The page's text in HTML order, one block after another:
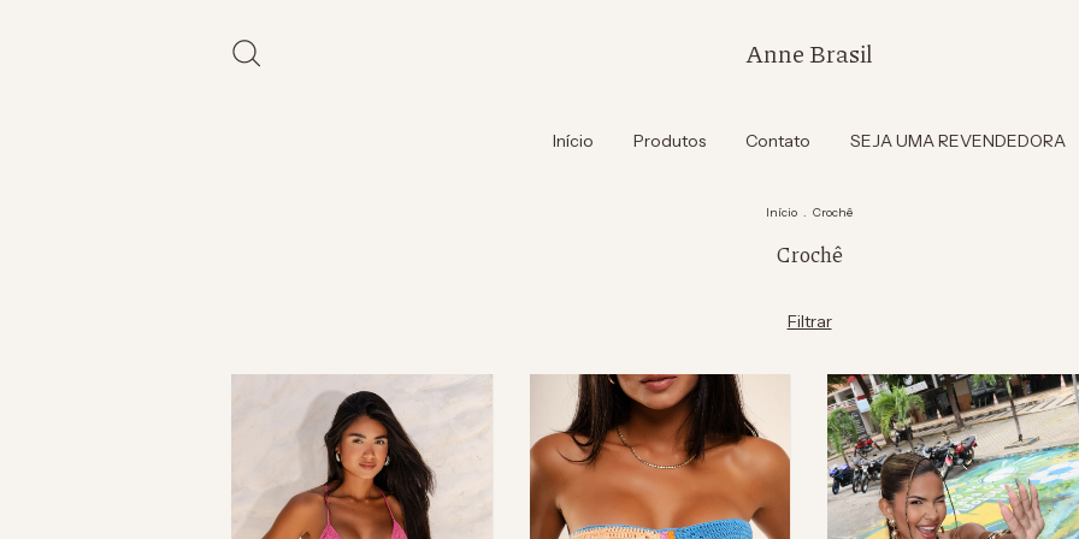
Anne Brasil
Início Produtos Contato SEJA UMA REVENDEDORA
Início . Crochê
Crochê
Filtrar